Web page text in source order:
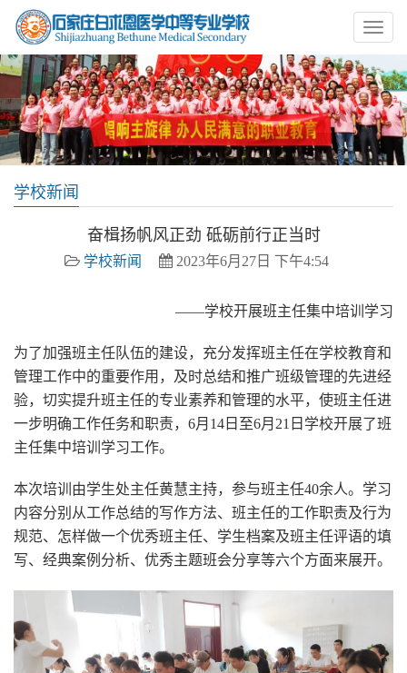
学校新闻
奋楫扬帆风正劲 砥砺前行正当时
学校新闻 2023年6月27日 下午4:54
——学校开展班主任集中培训学习
为了加强班主任队伍的建设，充分发挥班主任在学校教育和
管理工作中的重要作用，及时总结和推广班级管理的先进经
验，切实提升班主任的专业素养和管理的水平，使班主任进
一步明确工作任务和职责，6月14日至6月21日学校开展了班
主任集中培训学习工作。
本次培训由学生处主任黄慧主持，参与班主任40余人。学习
内容分别从工作总结的写作方法、班主任的工作职责及行为
规范、怎样做一个优秀班主任、学生档案及班主任评语的填
写、经典案例分析、优秀主题班会分享等六个方面来展开。